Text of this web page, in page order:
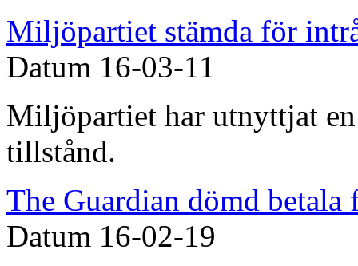
Miljöpartiet stämda för
Datum 16-03-11
Miljöpartiet har utnyttjat
tillstånd.
The Guardian dömd betala
Datum 16-02-19